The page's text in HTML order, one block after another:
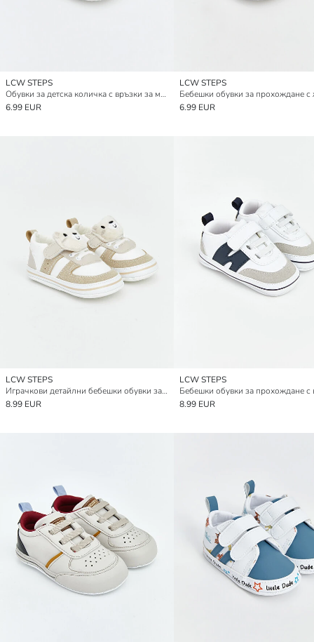
LCW STEPS
Обувки за детска количка с връзки за момчета
6.99 EUR
LCW STEPS
6.99 EUR
LCW STEPS
Играчкови детайлни бебешки обувки за момче за прохождане
8.99 EUR
LCW STEPS
8.99 EUR